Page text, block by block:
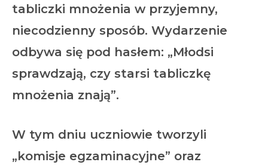
tabliczki mnożenia w przyjemny,
niecodzienny sposób. Wydarzenie
odbywa się pod hasłem: „Młodsi
sprawdzają, czy starsi tabliczkę
mnożenia znają”.
W tym dniu uczniowie tworzyli
„komisje egzaminacyjne” oraz